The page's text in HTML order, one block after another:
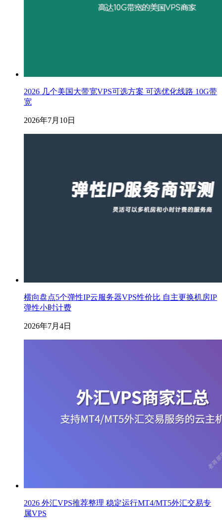
2026 几个美国大带宽VPS可选方案 可选优化线路 10G带
宽
2026年7月10日
横向盘点5个弹性IP云服务器VPS性价比 自主更换机房IP
弹性小时计费
2026年7月4日
2026 外汇VPS推荐整理 稳定运行MT4/MT5外汇交易专
属VPS